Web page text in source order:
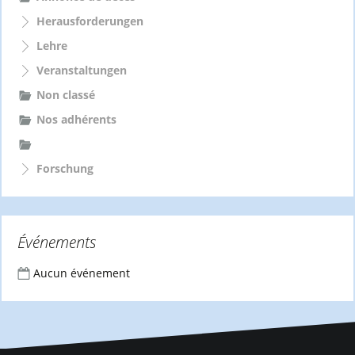
Herausforderungen
Lehre
Veranstaltungen
Non classé
Nos adhérents
Forschung
Événements
Aucun événement